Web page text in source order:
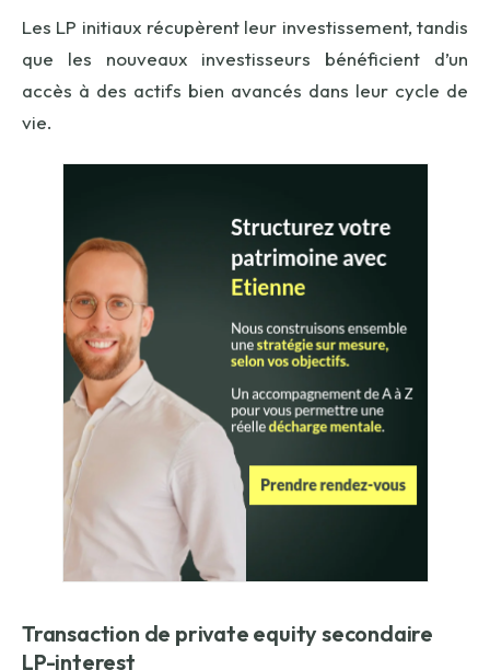
Les LP initiaux récupèrent leur investissement, tandis
que les nouveaux investisseurs bénéficient d’un
accès à des actifs bien avancés dans leur cycle de
vie.
Transaction de private equitysecondaire
LP-interest